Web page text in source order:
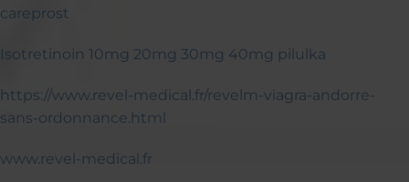
careprost
Isotretinoin 10mg 20mg 30mg 40mg pilulka
https://www.revel-medical.fr/revelm-viagra-andorre-
sans-ordonnance.html
www.revel-medical.fr